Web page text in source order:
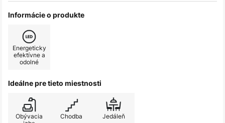
Informácie o produkte
Energeticky
efektívne a
odolné
Ideálne pre tieto miestnosti
Obývacia
Chodba Jedáleň